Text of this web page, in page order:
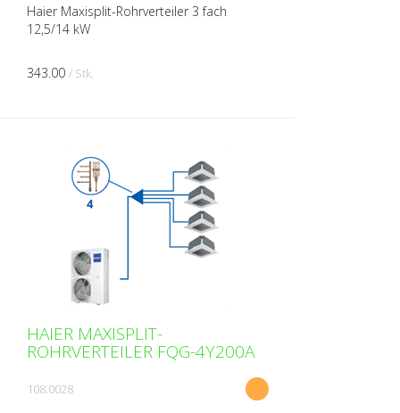
Haier Maxisplit-Rohrverteiler 3 fach
12,5/14 kW
343.00 / Stk.
HAIER MAXISPLIT-
ROHRVERTEILER FQG-4Y200A
108.0028